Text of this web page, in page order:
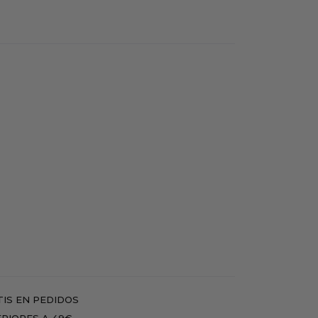
EN PEDIDOS